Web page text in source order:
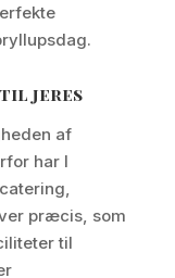
jeres
af
har I
præcis, som
til